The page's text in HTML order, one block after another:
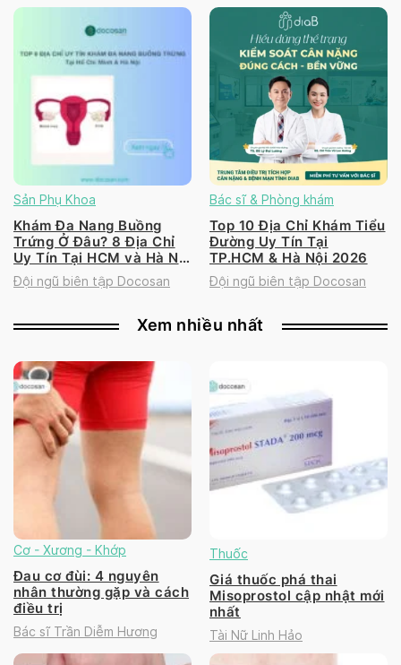
Sản Phụ Khoa
Khám Đa Nang Buồng
Trứng Ở Đâu? 8 Địa Chỉ
Uy Tín Tại HCM và Hà Nội
2026
Đội ngũ biên tập Docosan
Bác sĩ & Phòng khám
Top 10 Địa Chỉ Khám Tiểu
Đường Uy Tín Tại
TP.HCM & Hà Nội 2026
Đội ngũ biên tập Docosan
Xem nhiều nhất
Cơ - Xương - Khớp
Đau cơ đùi: 4 nguyên
nhân thường gặp và cách
điều trị
Bác sĩ Trần Diễm Hương
Thuốc
Giá thuốc phá thai
Misoprostol cập nhật mới
nhất
Tài Nữ Linh Hảo